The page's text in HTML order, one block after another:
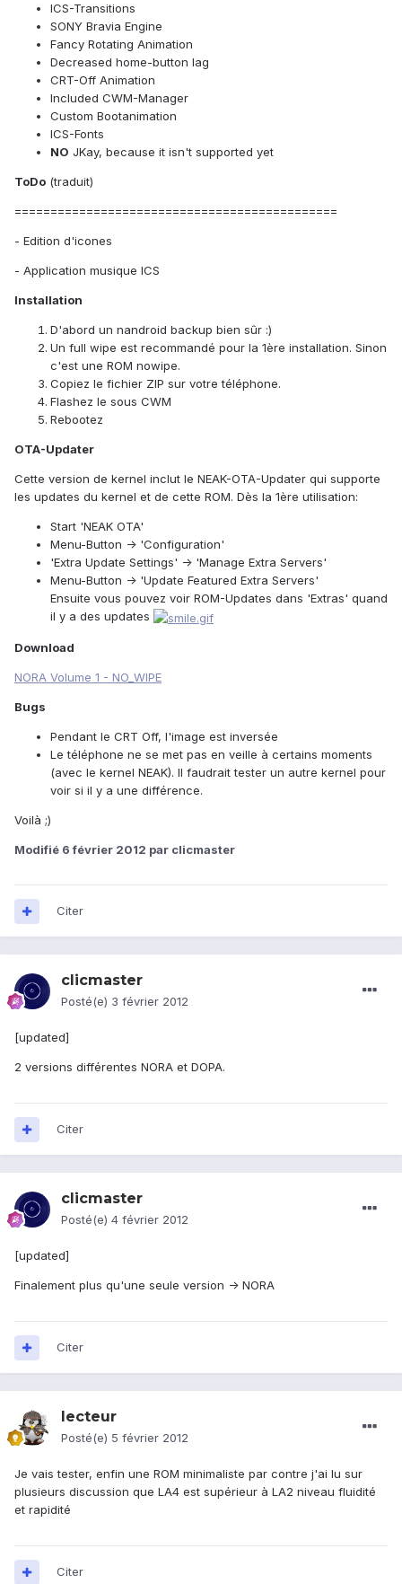
ICS-Transitions
SONY Bravia Engine
Fancy Rotating Animation
Decreased home-button lag
CRT-Off Animation
Included CWM-Manager
Custom Bootanimation
ICS-Fonts
NO JKay, because it isn't supported yet
ToDo (traduit)
=============================================
- Edition d'icones
- Application musique ICS
Installation
D'abord un nandroid backup bien sûr :)
Un full wipe est recommandé pour la 1ère installation. Sinon
c'est une ROM nowipe.
Copiez le fichier ZIP sur votre téléphone.
Flashez le sous CWM
Rebootez
OTA-Updater
Cette version de kernel inclut le NEAK-OTA-Updater qui supporte
les updates du kernel et de cette ROM. Dès la 1ère utilisation:
Start 'NEAK OTA'
Menu-Button -> 'Configuration'
'Extra Update Settings' -> 'Manage Extra Servers'
Menu-Button -> 'Update Featured Extra Servers'
Ensuite vous pouvez voir ROM-Updates dans 'Extras' quand
il y a des updates
Download
NORA Volume 1 - NO_WIPE
Bugs
Pendant le CRT Off, l'image est inversée
Le téléphone ne se met pas en veille à certains moments
(avec le kernel NEAK). Il faudrait tester un autre kernel pour
voir si il y a une différence.
Voilà ;)
Modifié 6 février 2012 par clicmaster
Citer
clicmaster
Posté(e) 3 février 2012
[updated]
2 versions différentes NORA et DOPA.
Citer
clicmaster
Posté(e) 4 février 2012
[updated]
Finalement plus qu'une seule version -> NORA
Citer
lecteur
Posté(e) 5 février 2012
Je vais tester, enfin une ROM minimaliste par contre j'ai lu sur
plusieurs discussion que LA4 est supérieur à LA2 niveau fluidité
et rapidité
Citer